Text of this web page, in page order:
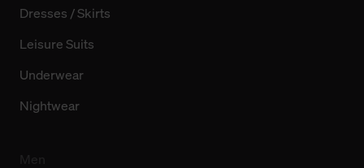
Dresses / Skirts
Leisure Suits
Underwear
Nightwear